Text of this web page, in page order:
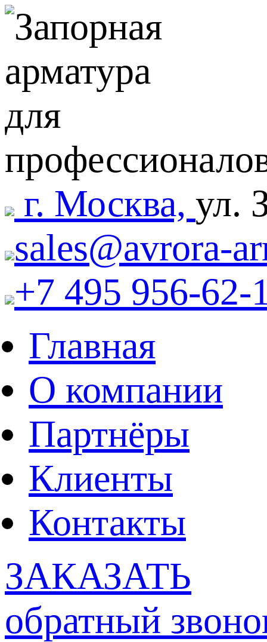
г. Москва, ул.
sales@avrora-
+7 495 956-62-
Главная
О компании
Партнёры
Клиенты
Контакты
ЗАКАЗАТЬ
обратный